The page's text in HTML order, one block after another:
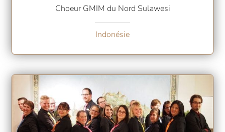
Choeur GMIM du Nord Sulawesi
Indonésie